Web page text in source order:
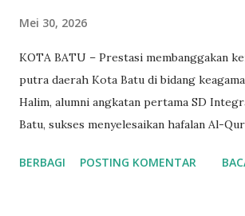
Mei 30, 2026
KOTA BATU – Prestasi membanggakan
putra daerah Kota Batu di bidang
Halim, alumni angkatan pertama SD
Batu, sukses menyelesaikan hafalan Al-
saat menempuh pendidikan di Pondok
BERBAGI POSTING KOMENTAR